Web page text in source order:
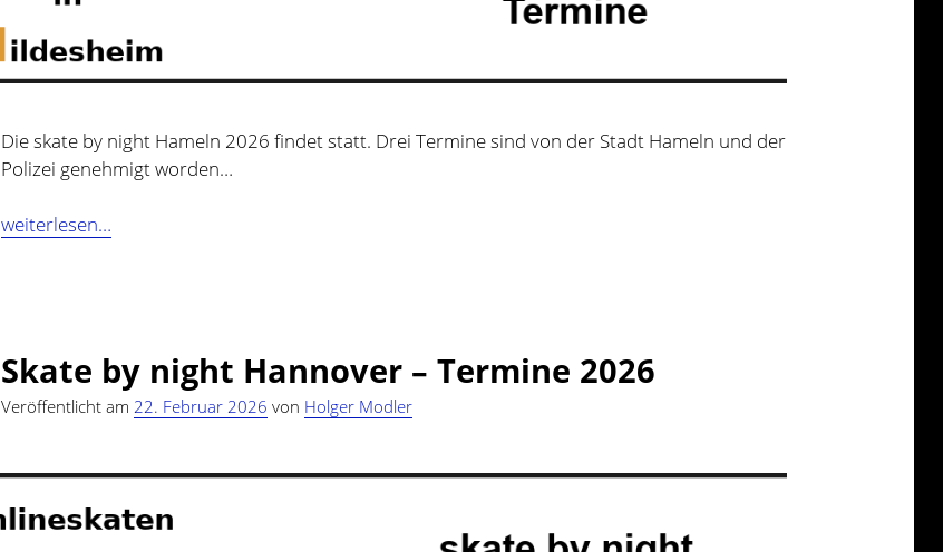
Die skate by night Hameln 2026 findet statt. Drei Termine sind von der Stadt Hameln und der
Polizei genehmigt worden…
weiterlesen…
Termine
2026
Skate by night Hannover – Termine 2026
Veröffentlicht am22. Februar 2026 von Holger Modler